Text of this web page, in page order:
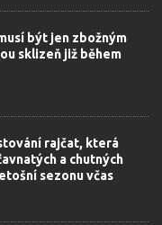
být jen zbožným
sklizeň již během
rajčat, která
a chutných
sezonu včas